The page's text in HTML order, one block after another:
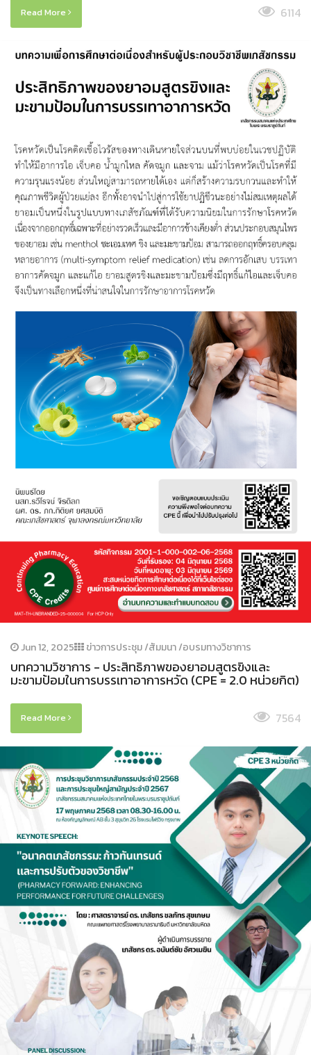
Read More 6114
Jun 12, 2025 ข่าวการประชุม /สัมมนา /อบรมทางวิชาการ
บทความวิชาการ - ประสิทธิภาพของยาอมสูตรขิงและ
มะขามป้อมในการบรรเทาอาการหวัด (CPE = 2.0 หน่วยกิต)
Read More 7564